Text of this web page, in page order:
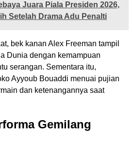
Juara Piala Presiden 2026,
Setelah Drama Adu Penalti
bek kanan Alex Freeman tampil
Dunia dengan kemampuan
serangan. Sementara itu,
Ayyoub Bouaddi menuai pujian
dan ketenangannya saat
Gemilang